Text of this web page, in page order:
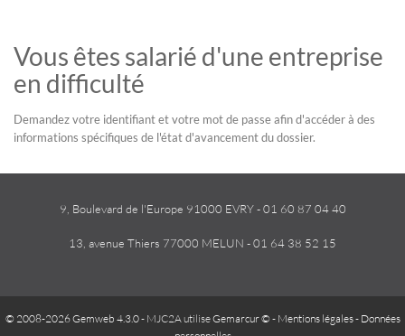
Vous êtes salarié d'une entreprise
en difficulté
Demandez votre identifiant et votre mot de passe afin d'accéder à des
informations spécifiques de l'état d'avancement du dossier.
9, Boulevard de l'Europe 91000 EVRY - 01 60 87 04 40
13, avenue Thiers 77000 MELUN - 01 64 38 52 15
© 2008-2026 Gemweb 4.3.0- MJC2A utiliseGemarcur © - Mentions légales- Données